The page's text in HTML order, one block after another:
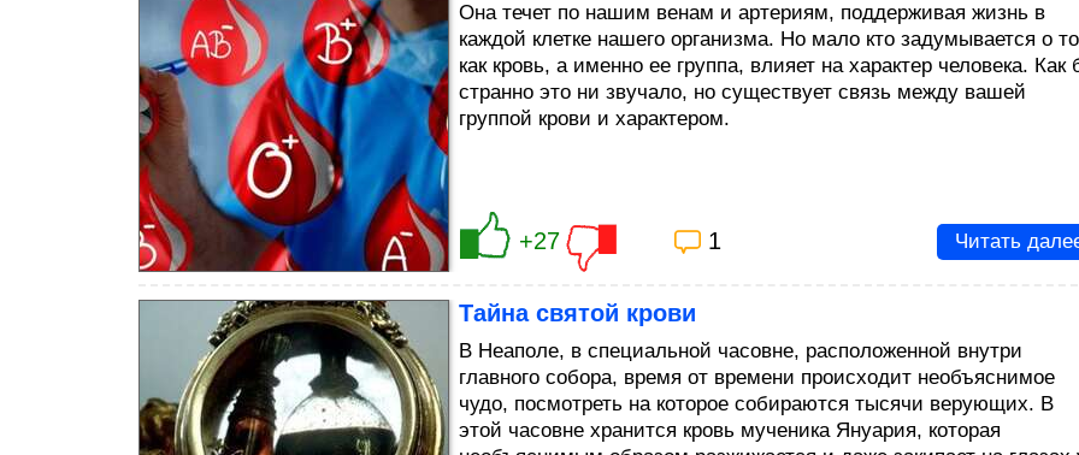
Она течет по нашим венам и артериям, поддерживая жизнь в
каждой клетке нашего организма. Но мало кто задумывается о
как кровь, а именно ее группа, влияет на характер человека. Как
странно это ни звучало, но существует связь между вашей
группой крови и характером.
+27 1 Читать
Тайна святой крови
В Неаполе, в специальной часовне, расположенной внутри
главного собора, время от времени происходит необъяснимое
чудо, посмотреть на которое собираются тысячи верующих. В
этой часовне хранится кровь мученика Януария, которая